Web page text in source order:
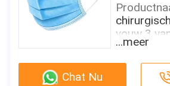
vouw 3
Materiaal:
Niet
...meer
Chat Nu